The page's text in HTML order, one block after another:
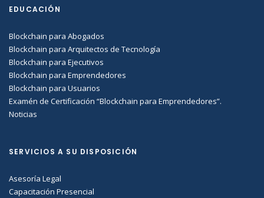
EDUCACIÓN
Blockchain para Abogados
Blockchain para Arquitectos de Tecnología
Blockchain para Ejecutivos
Blockchain para Emprendedores
Blockchain para Usuarios
Examén de Certificación “Blockchain para Emprendedores”.
Noticias
SERVICIOS A SU DISPOSICIÓN
Asesoría Legal
Capacitación Presencial